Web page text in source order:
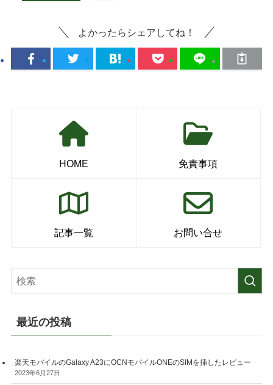
よかったらシェアしてね！
HOME 免責事項
記事一覧 お問い合せ
最近の投稿
楽天モバイルのGalaxy A23にOCNモバイルONEのSIMを挿したレビュー
2023年6月27日